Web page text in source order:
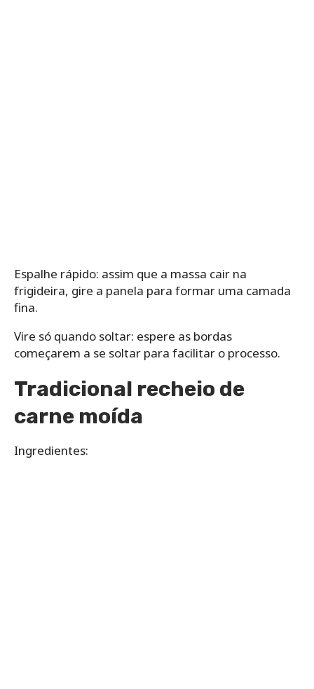
Espalhe rápido: assim que a massa cair na
frigideira, gire a panela para formar uma camada
fina.
Vire só quando soltar: espere as bordas
começarem a se soltar para facilitar o processo.
Tradicional recheio de
carne moída
Ingredientes: